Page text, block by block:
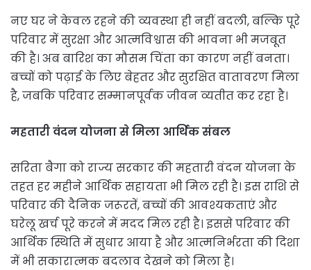
नए घर ने केवल रहने की व्यवस्था ही नहीं बदली, बल्कि पूरे
परिवार में सुरक्षा और आत्मविश्वास की भावना भी मजबूत
की है। अब बारिश का मौसम चिंता का कारण नहीं बनता।
बच्चों को पढ़ाई के लिए बेहतर और सुरक्षित वातावरण मिला
है, जबकि परिवार सम्मानपूर्वक जीवन व्यतीत कर रहा है।
महतारी वंदन योजना से मिला आर्थिक संबल
सरिता बैगा को राज्य सरकार की महतारी वंदन योजना के
तहत हर महीने आर्थिक सहायता भी मिल रही है। इस राशि से
परिवार की दैनिक जरूरतें, बच्चों की आवश्यकताएं और
घरेलू खर्च पूरे करने में मदद मिल रही है। इससे परिवार की
आर्थिक स्थिति में सुधार आया है और आत्मनिर्भरता की दिशा
में भी सकारात्मक बदलाव देखने को मिला है।